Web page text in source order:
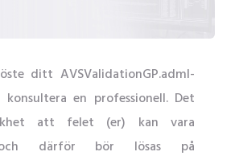
ditt AVSValidationGP.adml-
en professionell. Det
att felet (er) kan vara
och därför bör lösas på